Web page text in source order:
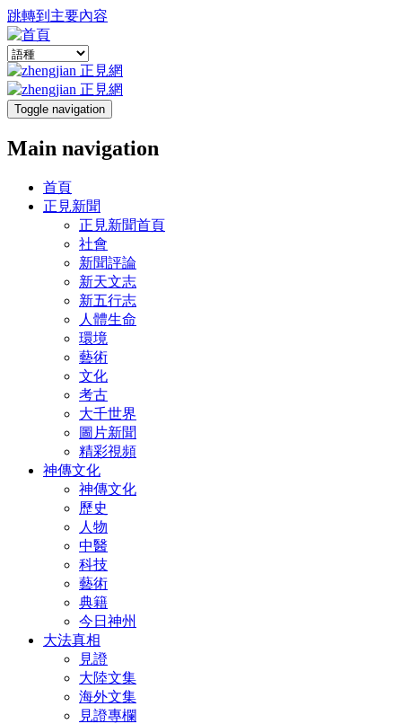
跳轉到主要內容
Toggle navigation
Main navigation
首頁
正見新聞
正見新聞首頁
社會
新聞評論
新天文志
新五行志
人體生命
環境
藝術
文化
考古
大千世界
圖片新聞
精彩視頻
神傳文化
神傳文化
歷史
人物
中醫
科技
藝術
典籍
今日神州
大法真相
見證
大陸文集
海外文集
見證專欄